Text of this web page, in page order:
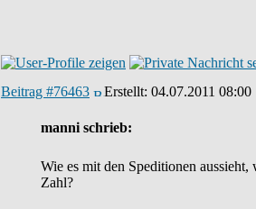
Beitrag #76463 Erstellt: 04.07.2011 08:00
manni schrieb:
Wie es mit den Speditionen
Zahl?